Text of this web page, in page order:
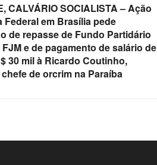
CALVÁRIO SOCIALISTA – Ação
Federal em Brasília pede
de repasse de Fundo Partidário
FJM e de pagamento de salário de
30 mil à Ricardo Coutinho,
de orcrim na Paraíba